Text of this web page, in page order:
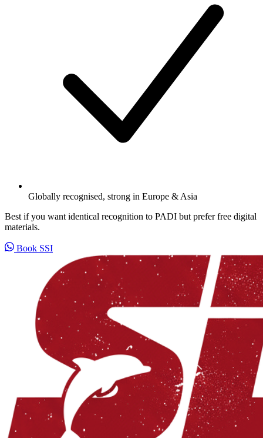
Globally recognised, strong in Europe & Asia
Best if you want identical recognition to PADI but prefer free digital
materials.
Book SSI